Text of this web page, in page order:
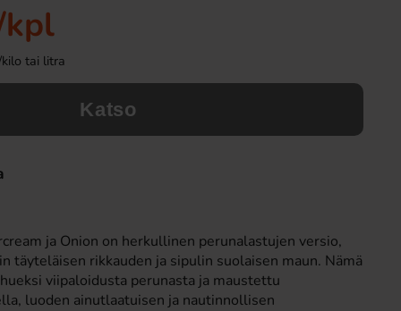
tai litra
Katso
ja Onion on herkullinen perunalastujen versio,
täyteläisen rikkauden ja sipulin suolaisen maun. Nämä
viipaloidusta perunasta ja maustettu
luoden ainutlaatuisen ja nautinnollisen